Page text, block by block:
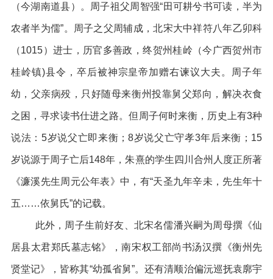
（今湖南道县）。周子祖父周智强“田可耕兮书可读，半为
农者半为儒”。周子之父周辅成，北宋大中祥符八年乙卯科
（1015）进士，历官多善政，终贺州桂岭（今广西贺州市
桂岭镇)县令，卒后被神宗皇帝加赠右谏议大夫。周子年
幼，父亲病殁，只好随母来衡州投靠舅父郑向，解决衣食
之困，寻求读书仕进之路。但周子何时来衡，历史上有3种
说法：5岁说父亡即来衡；8岁说父亡守孝3年后来衡；15
岁说源于周子亡后148年，朱熹的学生四川合州人度正所著
《濂溪先生周元公年表》中，有“天圣九年辛未，先生年十
五……依舅氏”的记载。
此外，周子生前好友、北宋名儒潘兴嗣为周母撰《仙
居县太君郑氏墓志铭》，南宋权工部尚书汤汉撰《衡州先
贤堂记》，皆称其“幼孤省舅”。还有清顺治偏沅巡抚袁廓宇